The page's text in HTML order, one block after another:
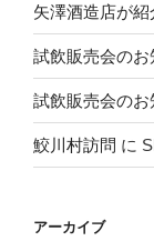
矢澤酒造店が紹
試飲販売会のお
試飲販売会のお
鮫川村訪問 に
アーカイブ